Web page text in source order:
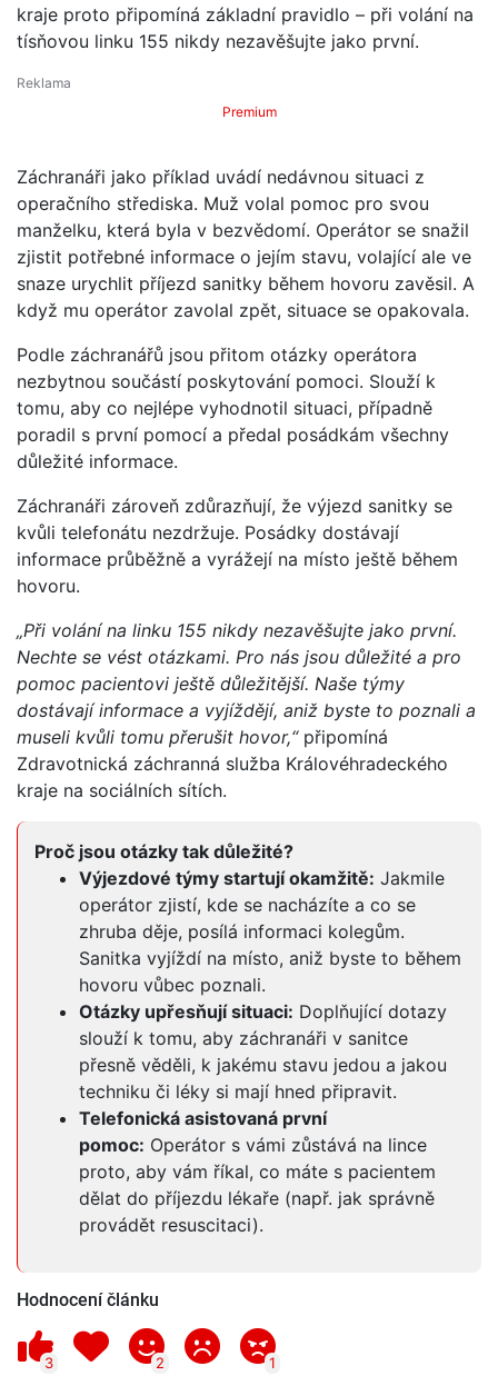
kraje proto připomíná základní pravidlo – při volání na
tísňovou linku 155 nikdy nezavěšujte jako první.
Premium
Záchranáři jako příklad uvádí nedávnou situaci z
operačního střediska. Muž volal pomoc pro svou
manželku, která byla v bezvědomí. Operátor se snažil
zjistit potřebné informace o jejím stavu, volající ale ve
snaze urychlit příjezd sanitky během hovoru zavěsil. A
když mu operátor zavolal zpět, situace se opakovala.
Podle záchranářů jsou přitom otázky operátora
nezbytnou součástí poskytování pomoci. Slouží k
tomu, aby co nejlépe vyhodnotil situaci, případně
poradil s první pomocí a předal posádkám všechny
důležité informace.
Záchranáři zároveň zdůrazňují, že výjezd sanitky se
kvůli telefonátu nezdržuje. Posádky dostávají
informace průběžně a vyrážejí na místo ještě během
hovoru.
„Při volání na linku 155 nikdy nezavěšujte jako první.
Nechte se vést otázkami. Pro nás jsou důležité a pro
pomoc pacientovi ještě důležitější. Naše týmy
dostávají informace a vyjíždějí, aniž byste to poznali a
museli kvůli tomu přerušit hovor,“připomíná
Zdravotnická záchranná služba Královéhradeckého
kraje na sociálních sítích.
Proč jsou otázky tak důležité?
Výjezdové týmy startují okamžitě: Jakmile
operátor zjistí, kde se nacházíte a co se
zhruba děje, posílá informaci kolegům.
Sanitka vyjíždí na místo, aniž byste to během
hovoru vůbec poznali.
Otázky upřesňují situaci: Doplňující dotazy
slouží k tomu, aby záchranáři v sanitce
přesně věděli, k jakému stavu jedou a jakou
techniku či léky si mají hned připravit.
Telefonická asistovaná první
pomoc: Operátor s vámi zůstává na lince
proto, aby vám říkal, co máte s pacientem
dělat do příjezdu lékaře (např. jak správně
provádět resuscitaci).
Hodnocení článku
3 2 1